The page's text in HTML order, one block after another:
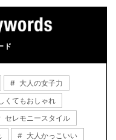
ド
大人の女子力
くてもおしゃれ
セレモニースタイル
大人かっこいい